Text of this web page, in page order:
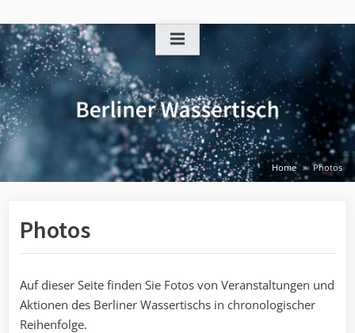
to
content
Home Photos
Photos
Auf dieser Seite finden Sie Fotos von Veranstaltungen und
Aktionen des Berliner Wassertischs in chronologischer
Reihenfolge.